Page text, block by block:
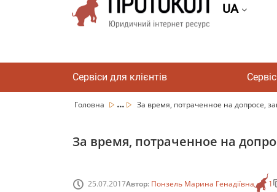
UA
Сервіси для клієнтів
Головна ... За время, потраченное на допросе,
За время, потраченное на
25.07.2017Автор: Понзель Марина Генадіївна 1